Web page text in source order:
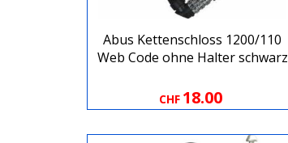
Abus Kettenschloss 1200/110
Web Code ohne Halter schwarz
CHF 18.00